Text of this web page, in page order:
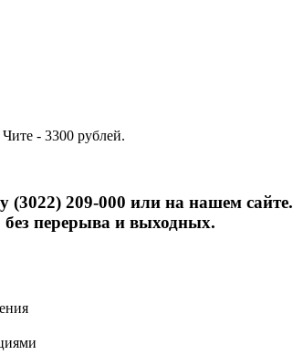
- 3300 рублей.
(3022) 209-000 или на нашем сайте.
перерыва и выходных.